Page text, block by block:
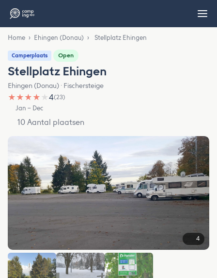
Home › Ehingen (Donau) › Stellplatz Ehingen
Camperplaats Open
Stellplatz Ehingen
Ehingen (Donau) · Fischersteige
★ ★ ★ ★ ★4(23)
Jan – Dec
10 Aantal plaatsen
4